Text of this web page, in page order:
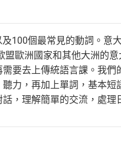
100個最常見的動詞。意
歐洲國家和其他大洲的
要去上傳統語言課。我
力，再加上單詞，基本
，理解簡單的交流，處